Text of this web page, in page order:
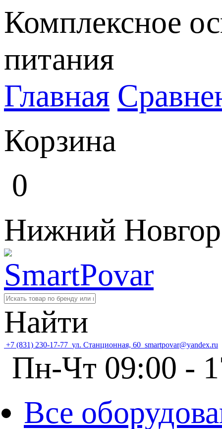
Комплексное
питания
Главная
Корзина
0
Нижний
Найти
+7 (831) 230-17-77 ул. Станционная, 60 smartpovar@yandex.ru
Пн-Чт 09:00 -
Все